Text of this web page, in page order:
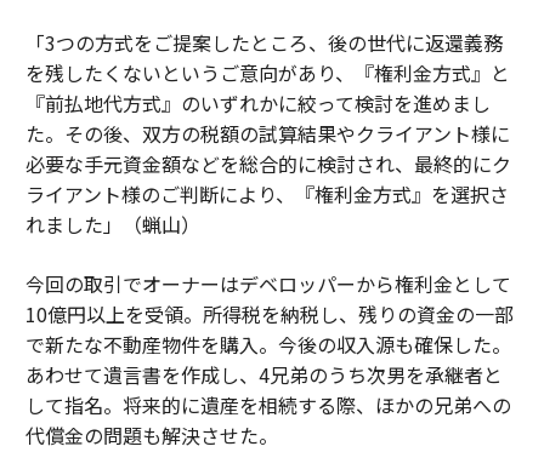
「3つの方式をご提案したところ、後の世代に返還義務
を残したくないというご意向があり、『権利金方式』と
『前払地代方式』のいずれかに絞って検討を進めまし
た。その後、双方の税額の試算結果やクライアント様に
必要な手元資金額などを総合的に検討され、最終的にク
ライアント様のご判断により、『権利金方式』を選択さ
れました」（蝋山）
今回の取引でオーナーはデベロッパーから権利金として
10億円以上を受領。所得税を納税し、残りの資金の一部
で新たな不動産物件を購入。今後の収入源も確保した。
あわせて遺言書を作成し、4兄弟のうち次男を承継者と
して指名。将来的に遺産を相続する際、ほかの兄弟への
代償金の問題も解決させた。